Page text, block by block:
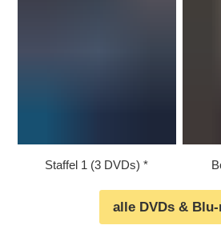
Staffel 1 (3 DVDs)
alle DVDs &